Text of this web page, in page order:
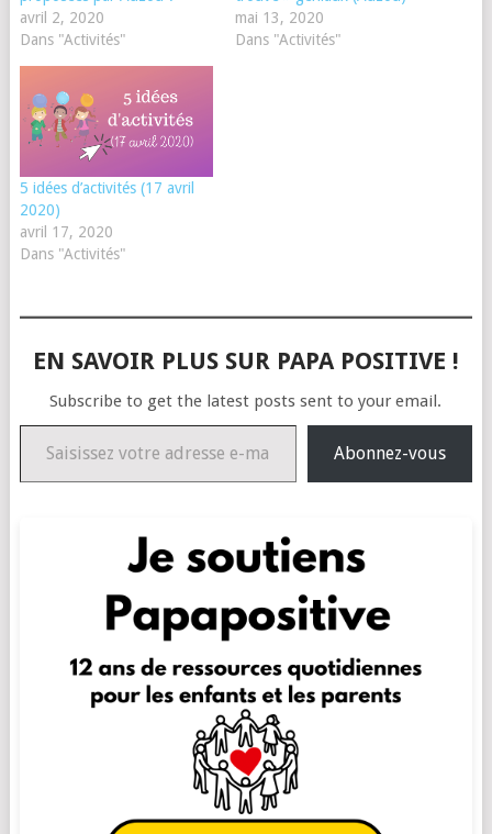
avril 2, 2020
Dans "Activités"
mai 13, 2020
Dans "Activités"
5 idées d’activités (17 avril
2020)
avril 17, 2020
Dans "Activités"
EN SAVOIR PLUS SUR PAPA POSITIVE !
Subscribe to get the latest posts sent to your email.
Saisissez votre adresse e-mail…
Abonnez-vous